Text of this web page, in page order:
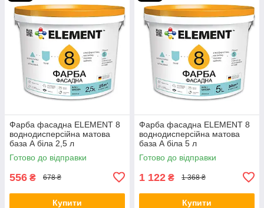
Фарба фасадна ELEMENT 8
воднодисперсійна матова
база А біла 2,5 л
Готово до відправки
556 ₴ 678 ₴
Купити
Фарба фасадна ELEMENT 8
воднодисперсійна матова
база А біла 5 л
Готово до відправки
1 122 ₴ 1 368 ₴
Купити